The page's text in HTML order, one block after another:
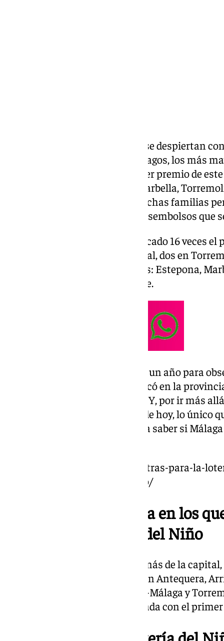
Si los más pequeños de la casa se despiertan
abrir sus regalos de los Reyes Magos, los más
. La última vez que el primer premio de
además de municipios como Marbella,
2024, con el número 94.974. Muchas familias
manera de paliar los grandes desembolsos que
En la provincia de Málaga ha tocado 16 veces
las que seis han sido en la capital, dos en
vez en las siguientes localidades: Estepona,
Antequera y Alhaurín de la Torre.
Solamente hay que remontarse un año para
premio de la Lotería del Niño tocó en la
había tocado desde el año 2021. Y, por ir más
había tocado desde 2016. A día de hoy, lo único
comenzado la cuenta atrás para saber si
https://www.101tv.es/cuenta-atras-para-la-
seguimos-confiando-en-el-nino/
Municipios de Málaga en los
premio de la Lotería del Niño
Los municipios de Málaga, además de la
premio de la Lotería del Niño son Antequera,
Estepona, Marbella, Coín, Vélez-Málaga y
provincia andaluza más agraciada con el